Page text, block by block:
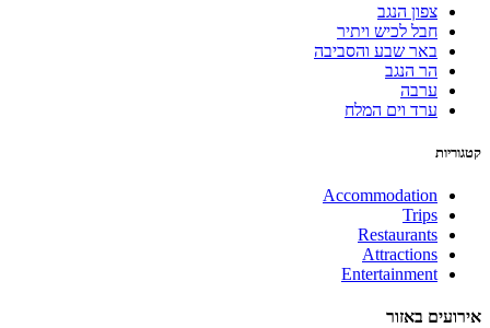
צפון הנגב
חבל לכיש ויתיר
באר שבע והסביבה
הר הנגב
ערבה
ערד וים המלח
קטגוריות
Accommodation
Trips
Restaurants
Attractions
Entertainment
אירועים באזור